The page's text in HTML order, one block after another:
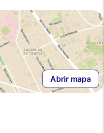
Abrir mapa